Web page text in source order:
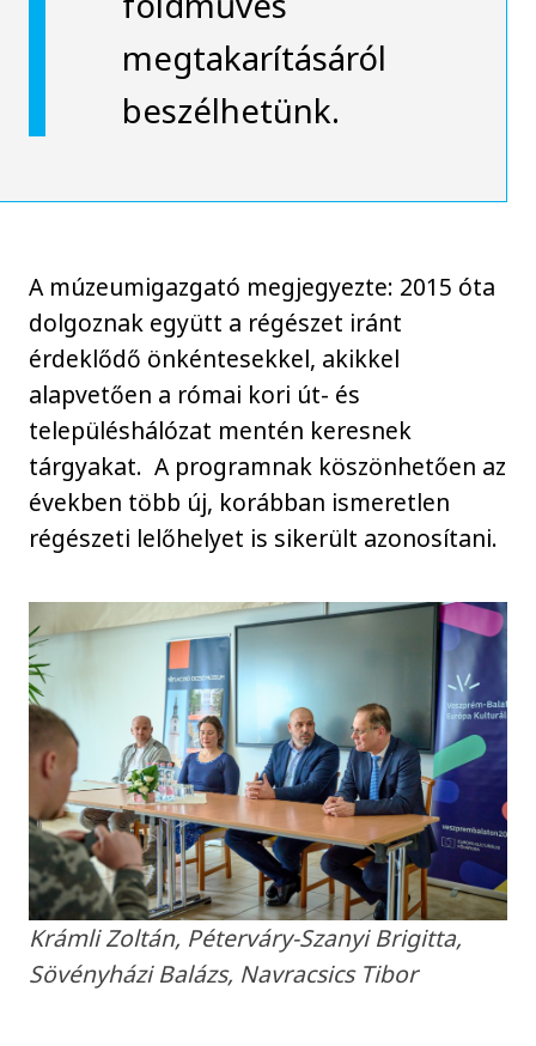
megtakarításáról
beszélhetünk.
A múzeumigazgató megjegyezte: 2015 óta
dolgoznak együtt a régészet iránt
érdeklődő önkéntesekkel, akikkel
alapvetően a római kori út- és
településhálózat mentén keresnek
tárgyakat. A programnak köszönhetően az
években több új, korábban ismeretlen
régészeti lelőhelyet is sikerült azonosítani.
Krámli Zoltán, Péterváry-Szanyi Brigitta,
Sövényházi Balázs, Navracsics Tibor